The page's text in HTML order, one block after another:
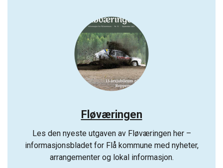
Fløværingen
Les den nyeste utgaven av Fløværingen her –
informasjonsbladet for Flå kommune med nyheter,
arrangementer og lokal informasjon.